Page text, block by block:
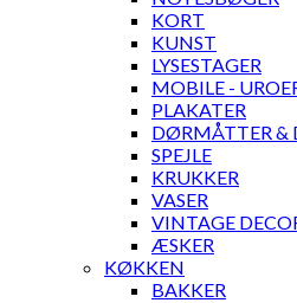
KORT
KUNST
LYSESTAGER
MOBILE -
PLAKATER
DØRMÅTTER &
SPEJLE
KRUKKER
VASER
VINTAGE
ÆSKER
KØKKEN
BAKKER